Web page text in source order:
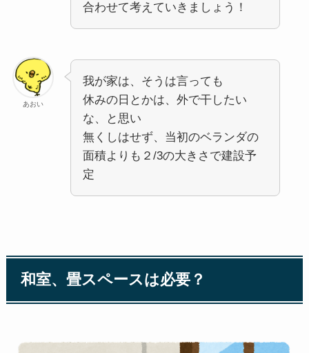
合わせて考えていきましょう！
あおい
我が家は、そうは言っても
休みの日とかは、外で干したい
な、と思い
無くしはせず、当初のベランダの
面積よりも２/3の大きさで建設予
定
和室、畳スペースは必要？